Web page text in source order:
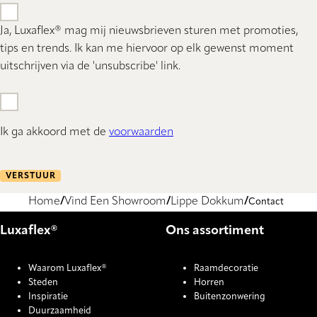
Ja, Luxaflex® mag mij nieuwsbrieven sturen met promoties,
tips en trends. Ik kan me hiervoor op elk gewenst moment
uitschrijven via de 'unsubscribe' link.
Ik ga akkoord met de voorwaarden
VERSTUUR
Home Vind Een Showroom Lippe Dokkum Contact
Luxaflex®
Waarom Luxaflex®
Steden
Inspiratie
Duurzaamheid
Ons assortiment
Raamdecoratie
Horren
Buitenzonwering